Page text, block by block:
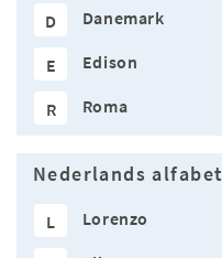
D Danemark
E Edison
R Roma
Nederlands alfabet
L Lorenzo